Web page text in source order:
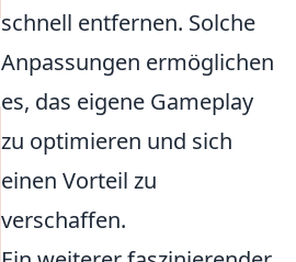
schnell entfernen. Solche
Anpassungen ermöglichen
es, das eigene Gameplay
zu optimieren und sich
einen Vorteil zu
verschaffen.